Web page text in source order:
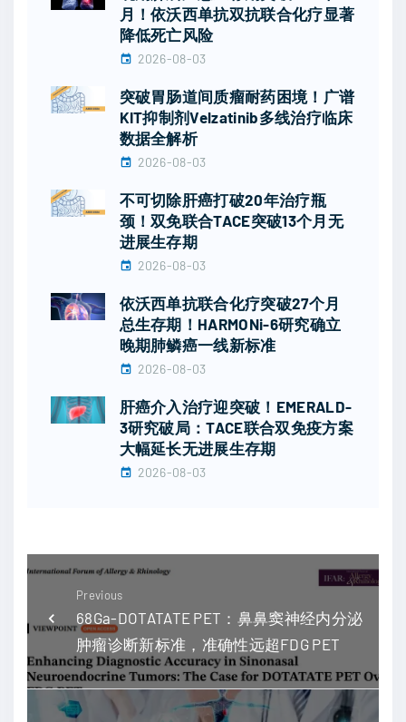
月！依沃西单抗双抗联合化疗显著
降低死亡风险
2026-08-03
突破胃肠道间质瘤耐药困境！广谱
KIT抑制剂Velzatinib多线治疗临床
数据全解析
2026-08-03
不可切除肝癌打破20年治疗瓶
颈！双免联合TACE突破13个月无
进展生存期
2026-08-03
依沃西单抗联合化疗突破27个月
总生存期！HARMONi-6研究确立
晚期肺鳞癌一线新标准
2026-08-03
肝癌介入治疗迎突破！EMERALD-
3研究破局：TACE联合双免疫方案
大幅延长无进展生存期
2026-08-03
Previous
68Ga-DOTATATE PET：鼻鼻窦神经内分泌
肿瘤诊断新标准，准确性远超FDG PET